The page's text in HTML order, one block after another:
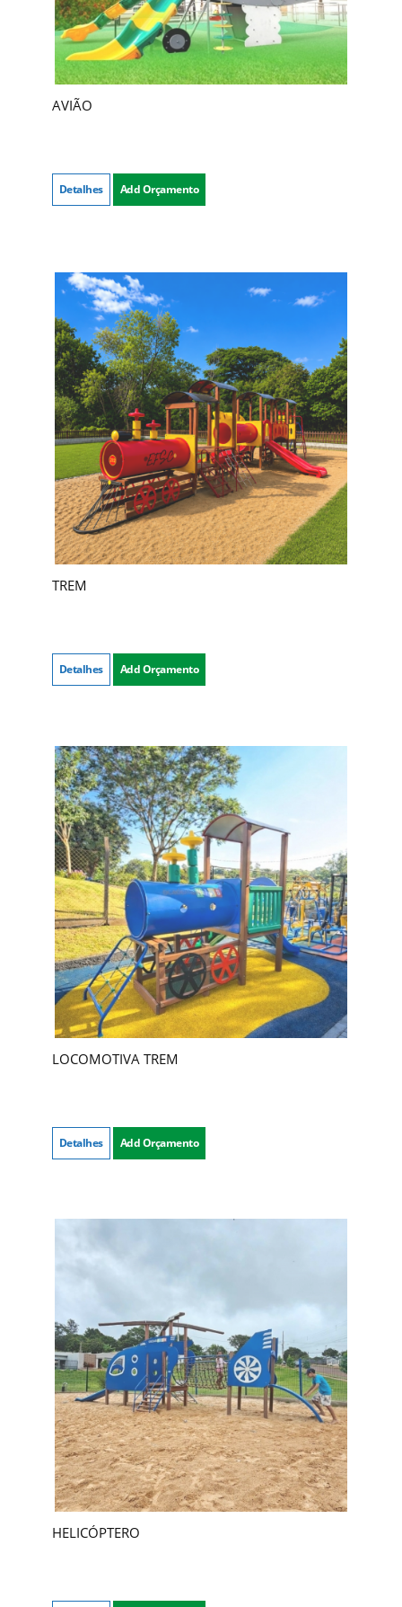
AVIÃO
Detalhes Add Orçamento
TREM
Detalhes Add Orçamento
LOCOMOTIVA TREM
Detalhes Add Orçamento
HELICÓPTERO